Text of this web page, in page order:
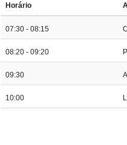
Equipes de escolas
Equipes de escolas
Escolas públicas;
Escolas privadas.
Reúna sua equipe e venha
Horário
07:30 - 08:15
08:20 - 09:20
09:30
10:00